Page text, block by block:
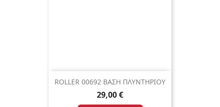
ROLLER 00692 ΒΑΣΗ ΠΛΥΝΤΗΡΙΟΥ
29,00 €